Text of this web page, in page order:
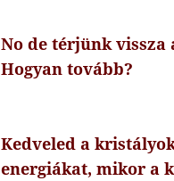
No de térjünk vissza
Hogyan tovább?
Kedveled a
energiákat, mikor a